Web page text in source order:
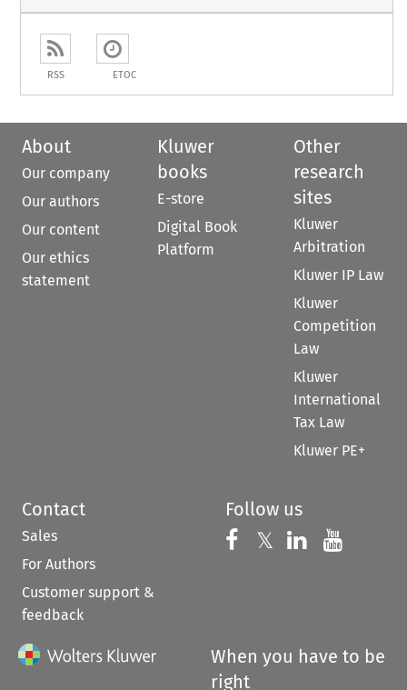
RSS ETOC
About
Our company
Our authors
Our content
Our ethics
statement
Kluwer
books
E-store
Digital Book
Platform
Other
research
sites
Kluwer
Arbitration
Kluwer IP Law
Kluwer
Competition
Law
Kluwer
International
Tax Law
Kluwer PE+
Contact
Sales
For Authors
Customer support &
feedback
Follow us
Follow us on
𝕏 Follow us on
Follow us
When you have to be
right